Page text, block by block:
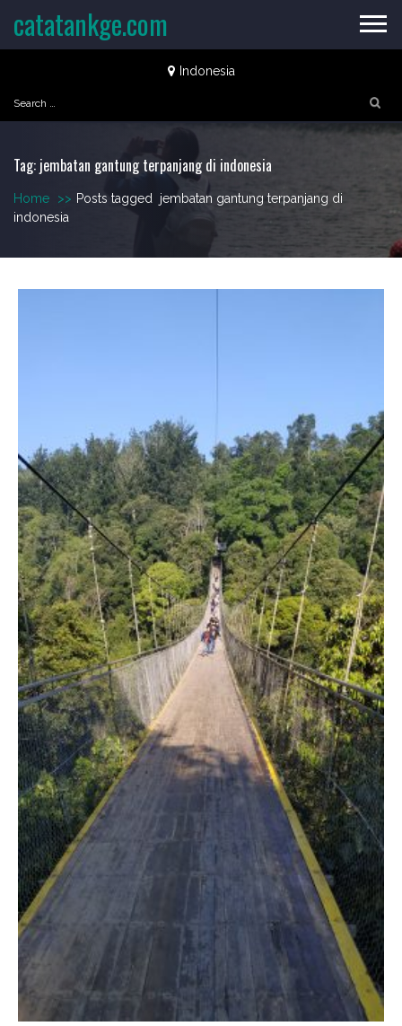
Indonesia
Search
for:
catatankge.com
Tag: jembatan gantung terpanjang di indonesia
Home >> Posts tagged jembatan gantung terpanjang di
indonesia